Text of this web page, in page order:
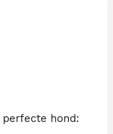
hond: